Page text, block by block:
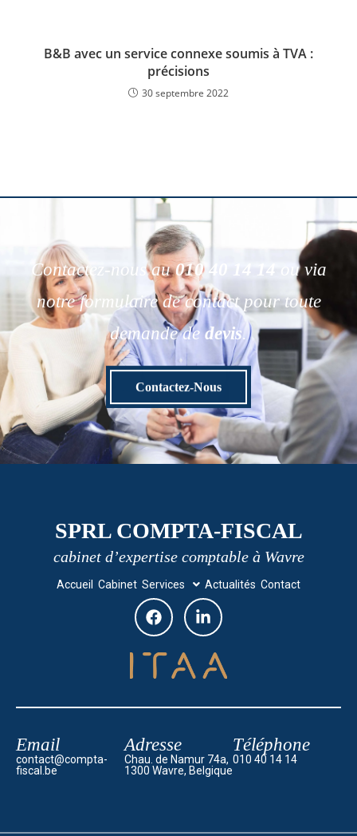
B&B avec un service connexe soumis à TVA :
précisions
30 septembre 2022
Contactez-nous au010 40 14 14
ou via
notre formulaire de contact pour toute
demande de devis.
Contactez-Nous
SPRL COMPTA-FISCAL
cabinet d’expertise comptable à Wavre
Accueil Cabinet Services Actualités Contact
Email
contact@compta-
fiscal.be
Adresse
Chau. de Namur 74a,
1300 Wavre, Belgique
Téléphone
010 40 14 14